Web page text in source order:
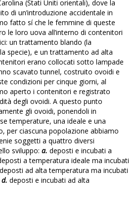
(Stati Uniti orientali), dove la
di un’introduzione accidentale in
fatto sí che le femmine di queste
le loro uova all’interno di contenitori
un trattamento blando (la
specie), e un trattamento ad alta
erano collocati sotto lampade
scavato tunnel, costruito ovoidi e
condizioni per cinque giorni, al
aperto i contenitori e registrato
degli ovoidi. A questo punto
gli ovoidi, ponendoli in
temperature, una ideale e una
per ciascuna popolazione abbiamo
soggetti a quattro diversi
sviluppo: a. deposti e incubati a
a temperatura ideale ma incubati
deposti ad alta temperatura ma incubati
d. deposti e incubati ad alta